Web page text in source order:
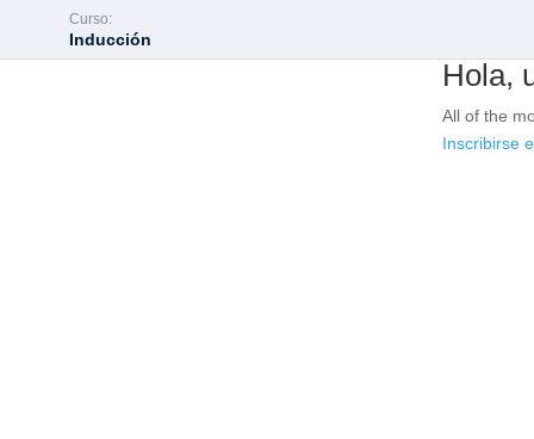
Curso:
Inducción
Hola,
All of the
Inscribirse